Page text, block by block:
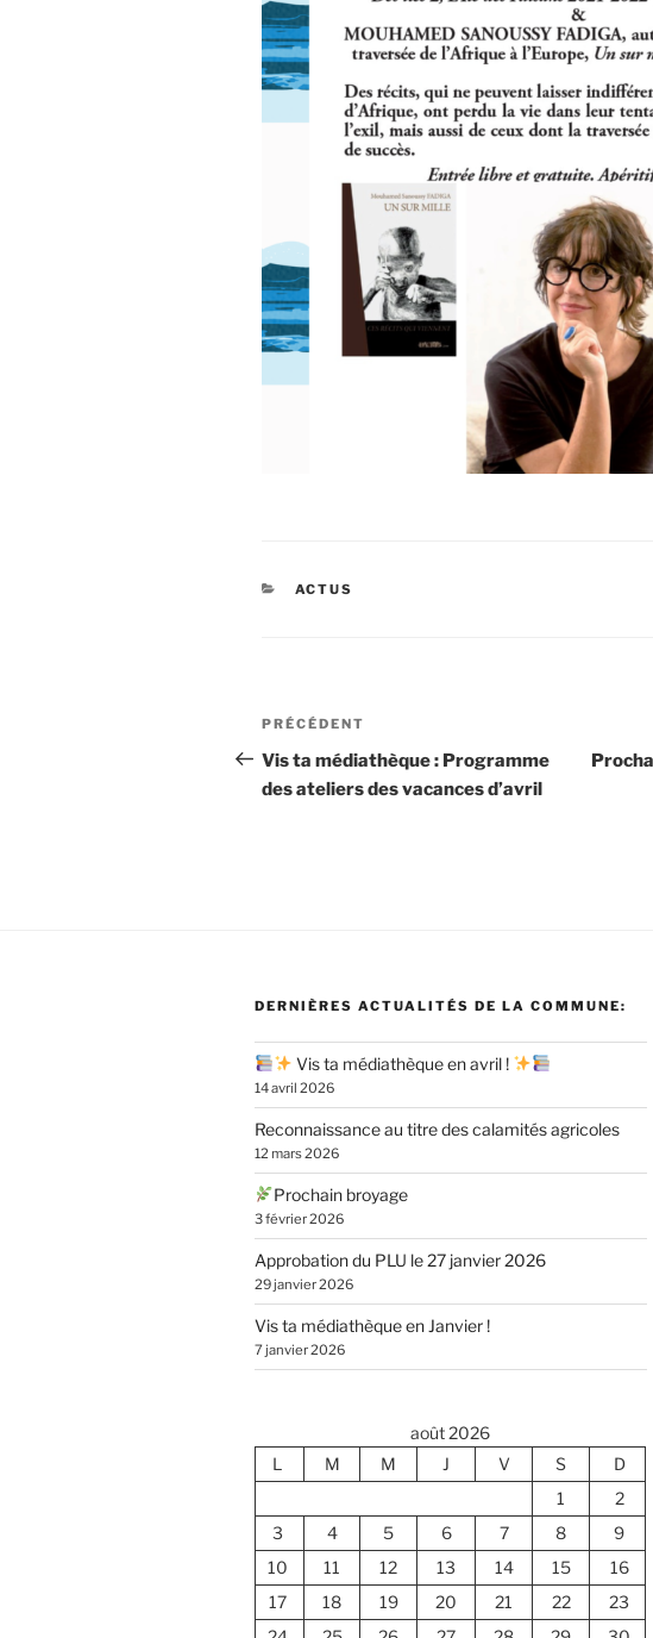
CATÉGORIES
ACTUS
Navigation
de
l’article
Article
précédent
PRÉCÉDENT
Vis ta médiathèque : Programme
des ateliers des vacances d’avril
DERNIÈRES ACTUALITÉS DE LA COMMUNE:
Vis ta médiathèque en avril !
14 avril 2026
Reconnaissance au titre des calamités agricoles
12 mars 2026
Prochain broyage
3 février 2026
Approbation du PLU le 27 janvier 2026
29 janvier 2026
Vis ta médiathèque en Janvier !
7 janvier 2026
août 2026
L
M M J V S
D
1
2
3
4 5 6 7 8
9
10
11 12 13 14 15
16
17
18 19 20 21 22
23